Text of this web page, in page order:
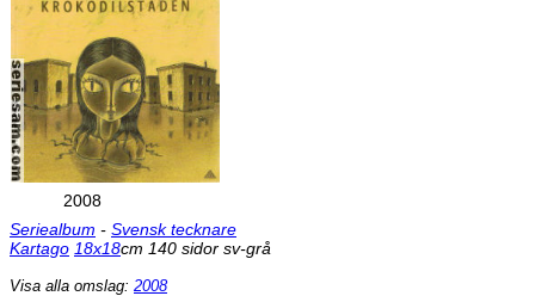
2008
Seriealbum - Svensk tecknare
Kartago 18x18cm 140 sidor sv-grå
Visa alla omslag: 2008